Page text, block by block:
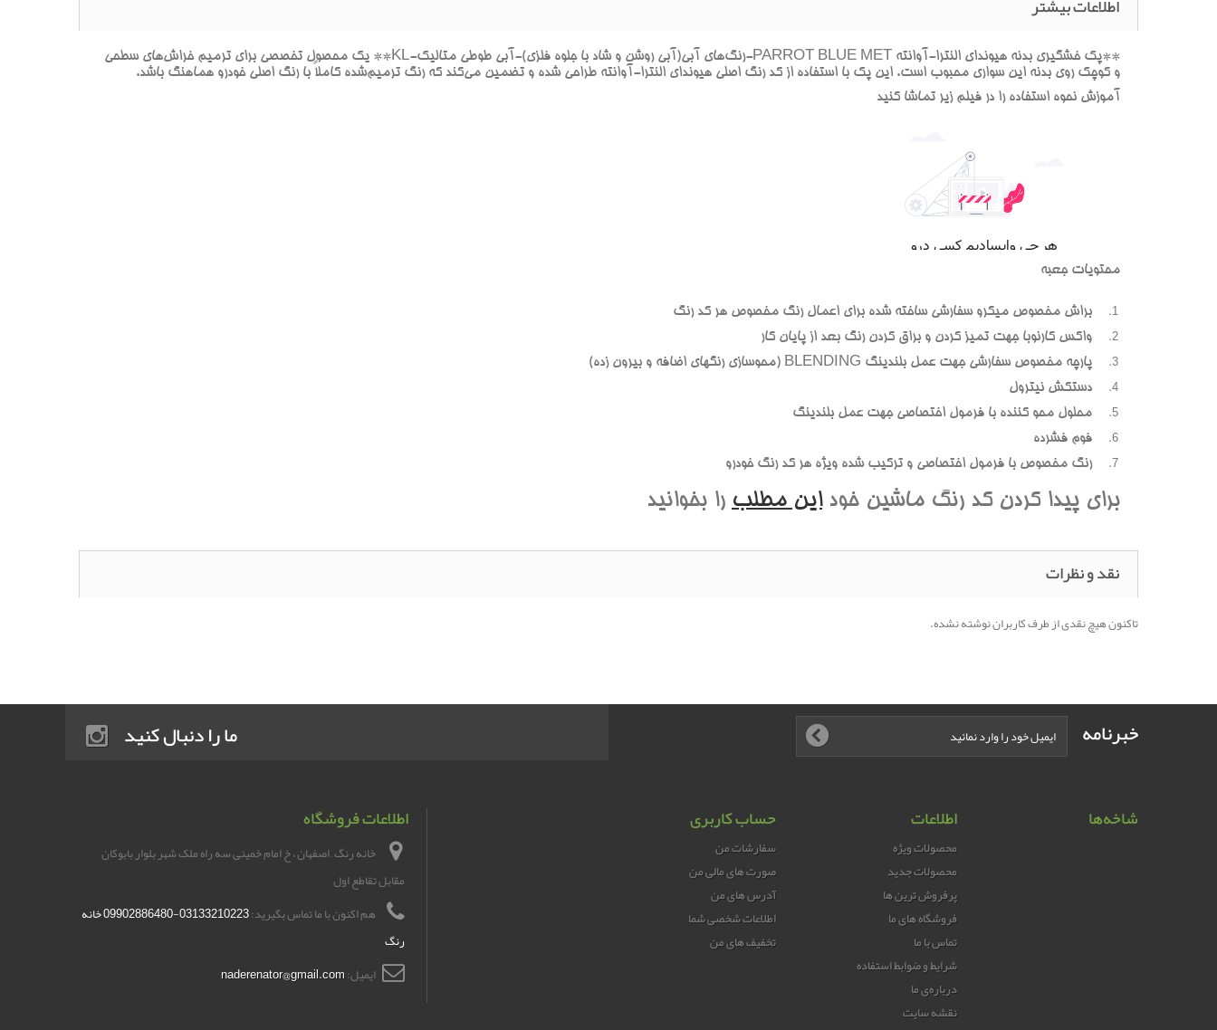
**پک خشگيري بدنه هيونداي النترا-آوانته PARROT BLUE MET-رنگ‌هاي آبي(آبي روشن و شاد با جلوه فلزي)-آبي طوطي متاليک-KL** يک محصول تخصصي براي ترميم خراش‌هاي سطحي
و کوچک روي بدنه اين سواري محبوب است. اين پک با استفاده از کد رنگ اصلي هيونداي النترا-آوانته طراحي شده و تضمين مي‌کند که رنگ ترميم‌شده کاملاً با رنگ اصلي خودرو هماهنگ باشد.
آموزش نحوه استفاده را در فيلم زير تماشا کنيد
محتويات جعبه
براش مخصوص ميکرو سفارشي ساخته شده براي اعمال رنگ مخصوص هر کد رنگ
واکس کارنوبا جهت تميز کردن و براق کردن رنگ بعد از پايان کار
پارچه مخصوص سفارشي جهت عمل بلندينگ BLENDING (محوسازي رنگهاي اضافه و بيرون زده)
دستکش نيترول
محلول محو کننده با فرمول اختصاصي جهت عمل بلندينگ
فوم فشرده
رنگ مخصوص با فرمول اختصاصي و ترکيب شده ويژه هر کد رنگ خودرو
براي پيدا کردن کد رنگ ماشين خوداين مطلب را بخوانيد
نقد و نظرات
تاکنون هیچ نقدی از طرف کاربران نوشته نشده.
خبرنامه ما را دنبال کنید
شاخه‌ها اطلاعات
محصولات ویژه
محصولات جدید
پرفروش ترین‌ ها
فروشگاه های ما
تماس با ما
شرایط و ضوابط استفاده
درباره‌ی ما
نقشه سایت
حساب کاربری
سفارشات من
صورت های مالی من
آدرس های من
اطلاعات شخصی شما
تخفیف های من
اطلاعات فروشگاه
خانه رنگ , اصفهان ، خ امام خمینی سه راه ملک شهر بلوار بابوکان
مقابل تقاطع اول
هم اکنون با ما تماس بگیرید:
03133210223-09902886480 خانه
رنگ
ایمیل:naderenator@gmail.com